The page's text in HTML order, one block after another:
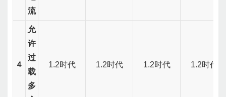
流
4
允
许
过
载
多
1.2时代 1.2时代 1.2时代 1.2时代